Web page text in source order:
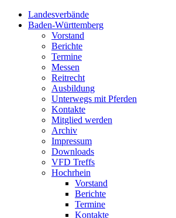
Landesverbände
Baden-Württemberg
Vorstand
Berichte
Termine
Messen
Reitrecht
Ausbildung
Unterwegs mit Pferden
Kontakte
Mitglied werden
Archiv
Impressum
Downloads
VFD Treffs
Hochrhein
Vorstand
Berichte
Termine
Kontakte